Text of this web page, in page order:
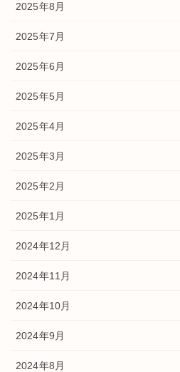
2025年8月
2025年7月
2025年6月
2025年5月
2025年4月
2025年3月
2025年2月
2025年1月
2024年12月
2024年11月
2024年10月
2024年9月
2024年8月